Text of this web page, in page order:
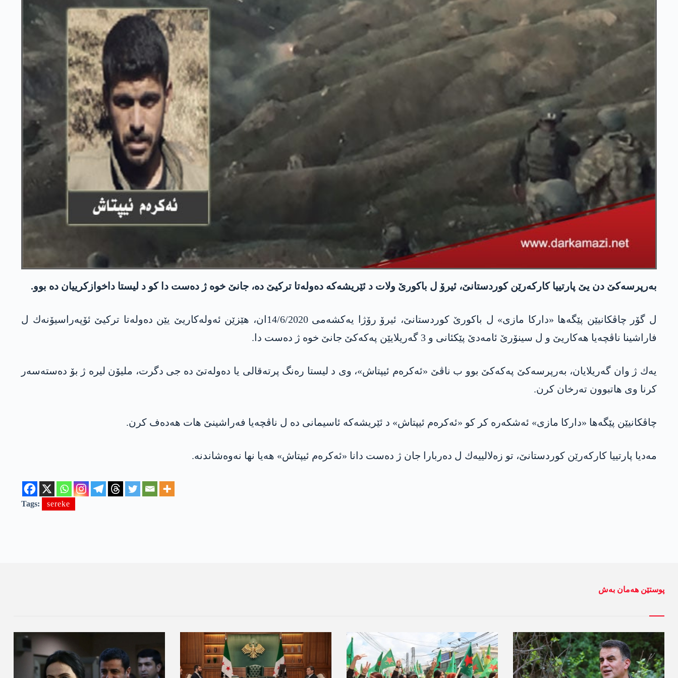
به‌رپرسه‌كێ دن یێ پارتییا كاركه‌رێن كوردستانێ، ئیرۆ ل باكورێ ولات د ئێریشه‌كه‌ ده‌وله‌تا تركیێ ده‌، جانێ خوه‌ ژ ده‌ست دا كو د لیستا داخوازكرییان ده‌ بوو.
ل گۆر چاڤكانیێن پێگه‌ها «داركا مازی» ل باكورێ كوردستانێ، ئیرۆ رۆژا یه‌كشه‌می 14/6/2020ان، هێزێن ئه‌وله‌كاریێ یێن ده‌وله‌تا تركیێ ئۆپه‌راسیۆنه‌ك ل
فاراشینا ناڤچه‌یا هه‌كاریێ و ل سینۆرێ ئامه‌دێ پێكئانی و 3 گه‌ریلایێن په‌كه‌كێ جانێ خوه‌ ژ ده‌ست دا.
یه‌ك ژ وان گه‌ریلایان، به‌رپرسه‌كێ په‌كه‌كێ بوو ب ناڤێ «ئه‌كره‌م‌ ئیپتاش»، وی د لیستا ره‌نگ پرته‌قالی یا ده‌وله‌تێ ده‌ جی دگرت، ملیۆن لیره‌ ژ بۆ ده‌سته‌سه‌ر
كرنا وی هاتبوون ته‌رخان كرن.
چاڤكانیێن پێگه‌ها «داركا مازی» ئه‌شكه‌ره‌ كر كو «ئه‌كره‌م ئیپتاش» د ئێریشه‌كه‌ ئاسیمانی ده‌ ل ناڤچه‌یا فه‌راشینێ هات هه‌ده‌ف كرن.
مه‌دیا پارتییا كاركه‌رێن كوردستانێ، تو زه‌لالییه‌ك ل ده‌ربارا جان ژ ده‌ست دانا «ئه‌كره‌م ئیپتاش» هه‌یا نها نه‌وه‌شاندنه‌.
Tags: sereke
پوستێن ھەمان بەش